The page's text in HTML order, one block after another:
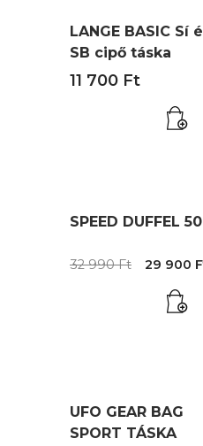
LANGE BASIC Sí
SB cipő táska
11 700 Ft
SPEED DUFFEL
32 990Ft
was:
29 900
UFO GEAR BAG
SPORT TÁSKA